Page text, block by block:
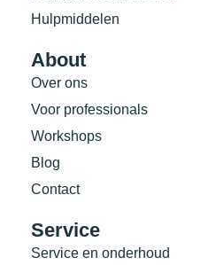
Hulpmiddelen
About
Over ons
Voor professionals
Workshops
Blog
Contact
Service
Service en onderhoud